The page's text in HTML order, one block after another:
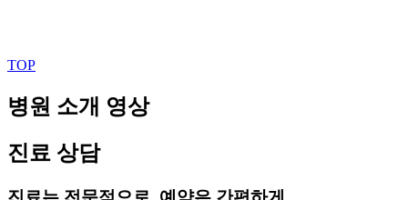
TOP
병원 소개 영상
진료 상담